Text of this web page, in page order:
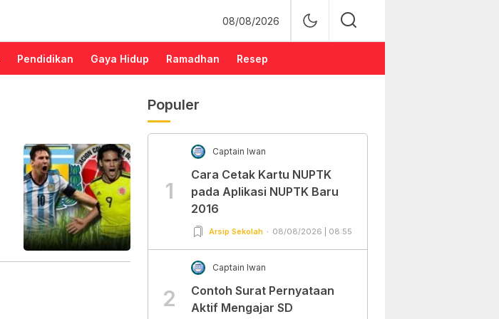
08/08/2026
Pendidikan Gaya Hidup Ramadhan Resep
Populer
1
Captain Iwan
Cara Cetak Kartu NUPTK
pada Aplikasi NUPTK Baru
2016
Arsip Sekolah 08/08/2026 | 08:55
2
Captain Iwan
Contoh Surat Pernyataan
Aktif Mengajar SD